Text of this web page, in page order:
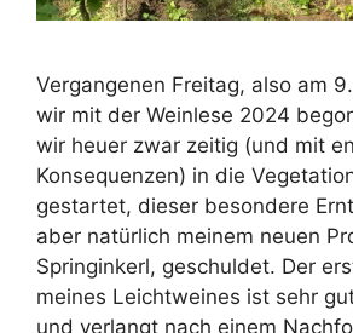
Vergangenen Freitag, also am
wir mit der Weinlese 2024
wir heuer zwar zeitig (und mit
Konsequenzen) in die
gestartet, dieser besondere
aber natürlich meinem neuen
Springinkerl, geschuldet. Der
meines Leichtweines ist sehr
und verlangt nach einem